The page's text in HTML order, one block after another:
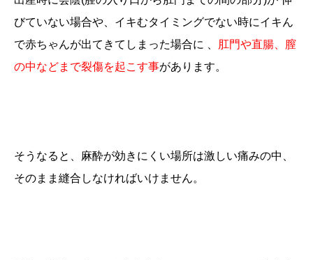
びていない場合や、イキむタイミングでない時にイキん
で赤ちゃんが出てきてしまった場合に 、
肛門や直腸、膣
の中などまで裂傷を起こす事があります。
そうなると、麻酔が効きにくい場所は激しい痛みの中、
そのまま縫合しなければいけません。